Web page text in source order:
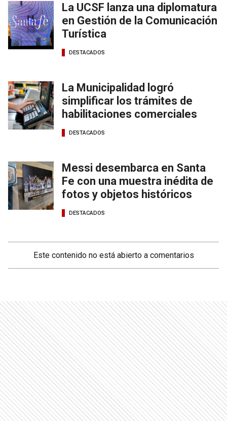
La UCSF lanza una diplomatura
en Gestión de la Comunicación
Turística
DESTACADOS
La Municipalidad logró
simplificar los trámites de
habilitaciones comerciales
DESTACADOS
Messi desembarca en Santa
Fe con una muestra inédita de
fotos y objetos históricos
DESTACADOS
Este contenido no está abierto a comentarios